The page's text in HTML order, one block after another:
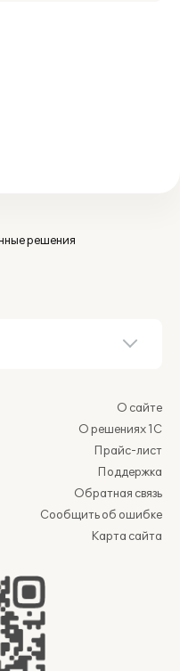
решения
О сайте
О решениях 1С
Прайс-лист
Поддержка
Обратная связь
Сообщить об ошибке
Карта сайта